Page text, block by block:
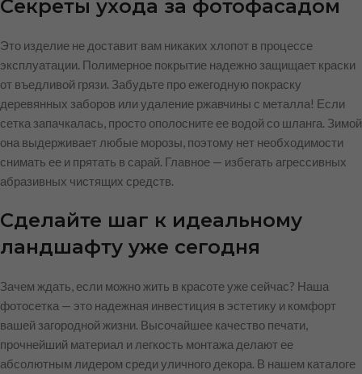
Секреты ухода за фотофасадом
Это изделие не доставит вам никаких хлопот в процессе
эксплуатации. Полимерное покрытие надежно защищает краски
от въедливой грязи. Забудьте про ежегодную покраску
деревянных заборов или удаление ржавчины с металла! Если
сетка запачкалась, просто ополосните ее водой со шланга. Зимой
она выдерживает любые морозы, поэтому нет необходимости
снимать ее и прятать в сарай. Главное — избегать агрессивных
абразивных чистящих средств.
Сделайте шаг к идеальному
ландшафту уже сегодня
Зачем ждать, если можно жить в красоте уже сейчас? Наша
фотосетка — это надежная инвестиция в эстетику и комфорт
вашей загородной жизни. Высочайшее качество печати,
прочнейший материал и легкость монтажа делают ее
абсолютным лидером среди уличного декора. В нашем каталоге